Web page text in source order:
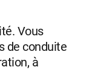
Vous
de conduite
à